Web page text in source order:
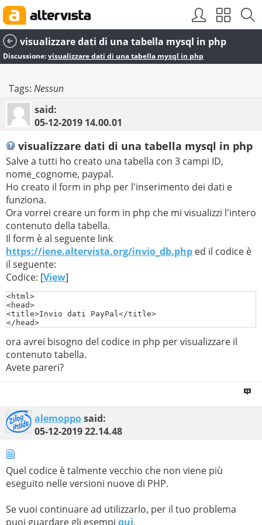
visualizzare dati di una tabella mysql in php
Discussione:visualizzare dati di una tabella mysql in php
Tags: Nessun
said:
05-12-2019 14.00.01
visualizzare dati di una tabella mysql in php
Salve a tutti ho creato una tabella con 3 campi ID,
nome_cognome, paypal.
Ho creato il form in php per l'inserimento dei dati e
funziona.
Ora vorrei creare un form in php che mi visualizzi l'intero
contenuto della tabella.
Il form è al seguente link
https://iene.altervista.org/invio_db.php ed il codice è
il seguente:
Codice: [View]
<html>
<head>
<title>Invio dati PayPal</title>
</head>
<?php
include_once('fix.php');
$host = 'localhost';
$user = 'xxx';
$connessione= mysql_connect($host, $user, $password)
or die ('Impossibile connettersi al server');
or die ('Impossibile connettersi al database
$nome= $_POST['nome_cognome'];
$paypal= $_POST['paypal'];
$risultato_insert = mysql_query($query_insert);
ora avrei bisogno del codice in php per visualizzare il
contenuto tabella.
Avete pareri?
alemopposaid:
05-12-201922.14.48
Quel codice è talmente vecchio che non viene più
eseguito nelle versioni nuove di PHP.
Se vuoi continuare ad utilizzarlo, per il tuo problema
puoi guardare gli esempi qui.